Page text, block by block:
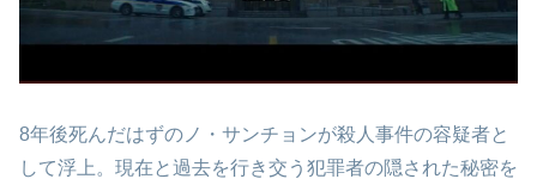
8年後死んだはずのノ・サンチョンが殺人事件の容疑者と
して浮上。現在と過去を行き交う犯罪者の隠された秘密を